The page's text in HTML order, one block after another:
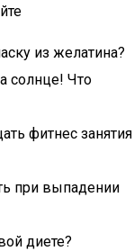
из желатина?
солнце! Что
фитнес занятия
при выпадении
диете?